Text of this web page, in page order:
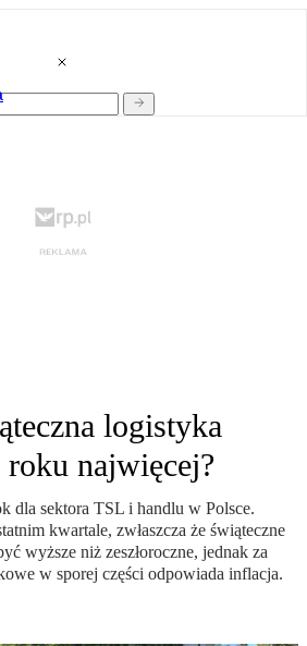
logistyka
najwięcej?
dla sektora TSL i handlu w Polsce.
kwartale, zwłaszcza że świąteczne
wyższe niż zeszłoroczne, jednak za
w sporej części odpowiada inflacja.